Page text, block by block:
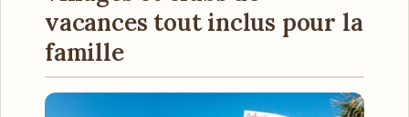
vacances tout inclus pour la
famille